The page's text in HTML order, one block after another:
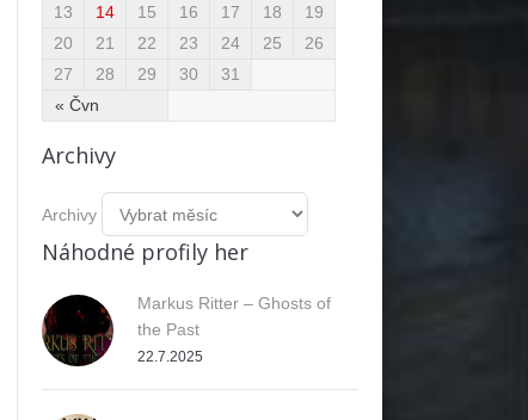
« Čvn
13
14 15 16 17 18
19
20
21 22 23 24 25
26
27
28 29 30 31
Archivy
Archivy
Náhodné profily her
Markus Ritter – Ghosts of
the Past
22.7.2025